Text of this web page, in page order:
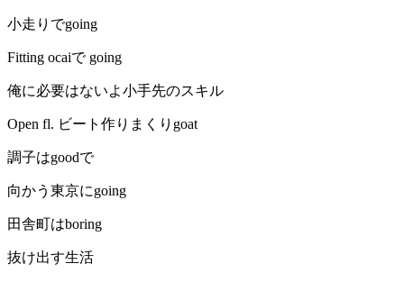
小走りでgoing
Fitting ocaiで going
俺に必要はないよ小手先のスキル
Open fl. ビート作りまくりgoat
調子はgoodで
向かう東京にgoing
田舎町はboring
抜け出す生活